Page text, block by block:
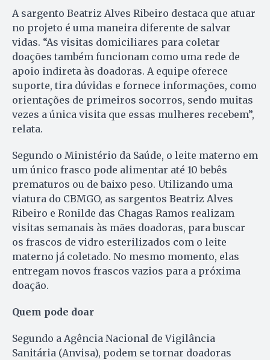
A sargento Beatriz Alves Ribeiro destaca que atuar
no projeto é uma maneira diferente de salvar
vidas. “As visitas domiciliares para coletar
doações também funcionam como uma rede de
apoio indireta às doadoras. A equipe oferece
suporte, tira dúvidas e fornece informações, como
orientações de primeiros socorros, sendo muitas
vezes a única visita que essas mulheres recebem”,
relata.
Segundo o Ministério da Saúde, o leite materno em
um único frasco pode alimentar até 10 bebês
prematuros ou de baixo peso. Utilizando uma
viatura do CBMGO, as sargentos Beatriz Alves
Ribeiro e Ronilde das Chagas Ramos realizam
visitas semanais às mães doadoras, para buscar
os frascos de vidro esterilizados com o leite
materno já coletado. No mesmo momento, elas
entregam novos frascos vazios para a próxima
doação.
Quem pode doar
Segundo a Agência Nacional de Vigilância
Sanitária (Anvisa), podem se tornar doadoras